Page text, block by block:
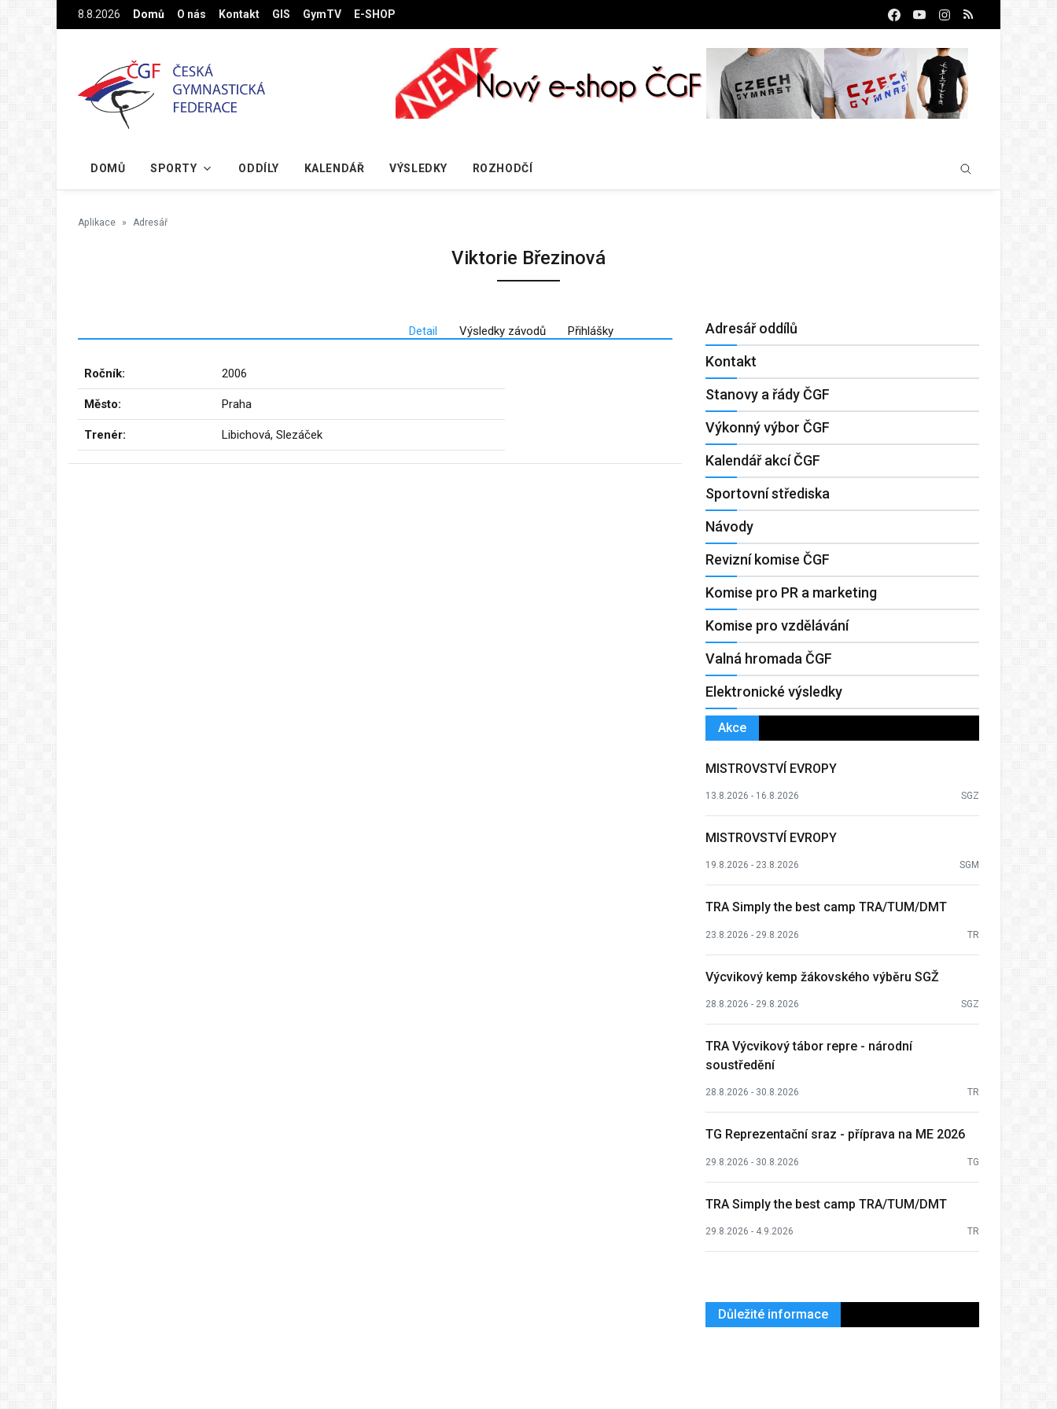
Na hlavní obsah8.8.2026 Domů O nás Kontakt GIS GymTV E-SHOP
DOMŮ SPORTY ODDÍLY KALENDÁŘ VÝSLEDKY ROZHODČÍ
Aplikace Adresář
Viktorie Březinová
Detail Výsledky závodů Přihlášky
Ročník: 2006
Město: Praha
Trenér: Libichová, Slezáček
Adresář oddílů
Kontakt
Stanovy a řády ČGF
Výkonný výbor ČGF
Kalendář akcí ČGF
Sportovní střediska
Návody
Revizní komise ČGF
Komise pro PR a marketing
Komise pro vzdělávání
Valná hromada ČGF
Elektronické výsledky
Akce
MISTROVSTVÍ EVROPY
13.8.2026 - 16.8.2026 SGZ
MISTROVSTVÍ EVROPY
19.8.2026 - 23.8.2026 SGM
TRA Simply the best camp TRA/TUM/DMT
23.8.2026 - 29.8.2026 TR
Výcvikový kemp žákovského výběru SGŽ
28.8.2026 - 29.8.2026 SGZ
TRA Výcvikový tábor repre - národní
soustředění
28.8.2026 - 30.8.2026 TR
TG Reprezentační sraz - příprava na ME 2026
29.8.2026 - 30.8.2026 TG
TRA Simply the best camp TRA/TUM/DMT
29.8.2026 - 4.9.2026 TR
Důležité informace